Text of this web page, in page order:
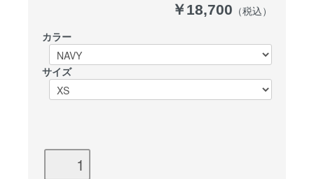
￥18,700 （税込）
カラー
サイズ